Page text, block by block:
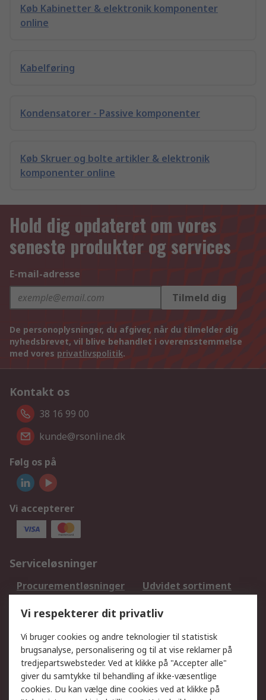
Køb Kabinetter & elektronik komponenter
online
Kabelføring
Kondensatorer - Passive komponenter
Køb Skruer og bolte artikler & elektronik
komponenter online
Hold dig opdateret om vores
seneste produkter og services
E-mail-adresse
Tilmeld dig
De personoplysninger, du afgiver, når du tilmelder dig
nyhedsbrevet, vil blive behandlet i overensstemmelse
med vores privatlivspolitik.
Kontakt os
38 16 99 00
kunde@rsonline.dk
Følg os på
Vi accepterer
Serviceløsninger
Procurementløsninger
Udvidet sortiment
DesignSpark
Teknisk Support
Dit lokale salgsteam
Eksportløsninger
Support
Få hjælp
Returnering
Vi respekterer dit privatliv
Vi bruger cookies og andre teknologier til statistisk
brugsanalyse, personalisering og til at vise reklamer på
tredjepartswebsteder. Ved at klikke på "Accepter alle"
giver du samtykke til behandling af ikke-væsentlige
cookies. Du kan vælge dine cookies ved at klikke på